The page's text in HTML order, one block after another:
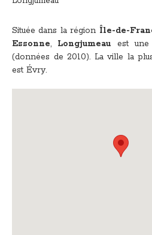
Située dans la région Île-de-
Essonne, Longjumeau est une
(données de 2010). La ville la
est Évry.